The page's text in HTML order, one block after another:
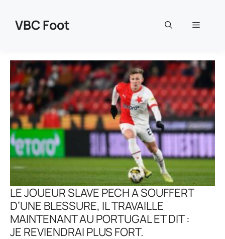
contenuVBC Foot Menu
LE JOUEUR SLAVE PECH A SOUFFERT
D’UNE BLESSURE, IL TRAVAILLE
MAINTENANT AU PORTUGAL ET DIT :
JE REVIENDRAI PLUS FORT.